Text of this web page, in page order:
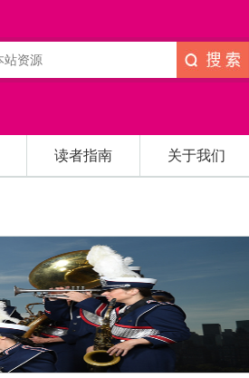
读者指南 关于我们